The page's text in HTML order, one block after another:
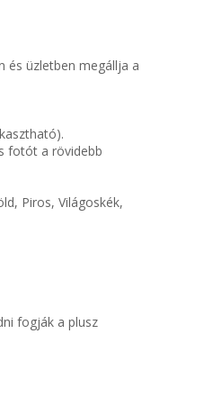
és üzletben megállja a
fotót a rövidebb
Piros, Világoskék,
fogják a plusz